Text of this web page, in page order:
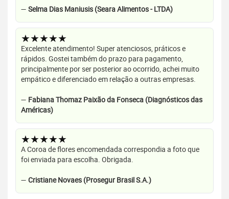
— Selma Dias Maniusis (Seara Alimentos - LTDA)
★★★★★
Excelente atendimento! Super atenciosos, práticos e
rápidos. Gostei também do prazo para pagamento,
principalmente por ser posterior ao ocorrido, achei muito
empático e diferenciado em relação a outras empresas.
— Fabiana Thomaz Paixão da Fonseca (Diagnósticos das
Américas)
★★★★★
A Coroa de flores encomendada correspondia a foto que
foi enviada para escolha. Obrigada.
— Cristiane Novaes (Prosegur Brasil S.A.)